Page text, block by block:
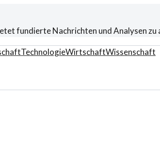
fundierte Nachrichten und Analysen
TechnologieWirtschaftWissenschaft